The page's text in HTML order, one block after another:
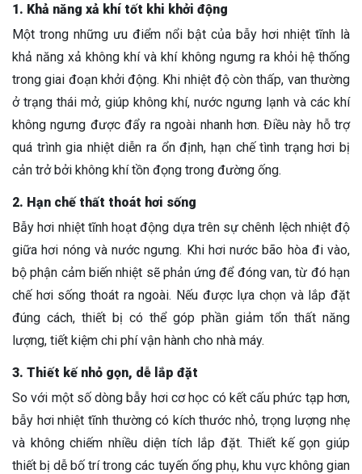
1. Khả năng xả khí tốt khi khởi động
Một trong những ưu điểm nổi bật của bẫy hơi nhiệt tĩnh là
khả năng xả không khí và khí không ngưng ra khỏi hệ thống
trong giai đoạn khởi động. Khi nhiệt độ còn thấp, van thường
ở trạng thái mở, giúp không khí, nước ngưng lạnh và các khí
không ngưng được đẩy ra ngoài nhanh hơn. Điều này hỗ trợ
quá trình gia nhiệt diễn ra ổn định, hạn chế tình trạng hơi bị
cản trở bởi không khí tồn đọng trong đường ống.
2. Hạn chế thất thoát hơi sống
Bẫy hơi nhiệt tĩnh hoạt động dựa trên sự chênh lệch nhiệt độ
giữa hơi nóng và nước ngưng. Khi hơi nước bão hòa đi vào,
bộ phận cảm biến nhiệt sẽ phản ứng để đóng van, từ đó hạn
chế hơi sống thoát ra ngoài. Nếu được lựa chọn và lắp đặt
đúng cách, thiết bị có thể góp phần giảm tổn thất năng
lượng, tiết kiệm chi phí vận hành cho nhà máy.
3. Thiết kế nhỏ gọn, dễ lắp đặt
So với một số dòng bẫy hơi cơ học có kết cấu phức tạp hơn,
bẫy hơi nhiệt tĩnh thường có kích thước nhỏ, trọng lượng nhẹ
và không chiếm nhiều diện tích lắp đặt. Thiết kế gọn giúp
thiết bị dễ bố trí trong các tuyến ống phụ, khu vực không gian